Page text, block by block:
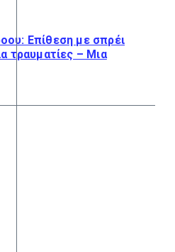
Επίθεση με σπρέι
τραυματίες – Μια